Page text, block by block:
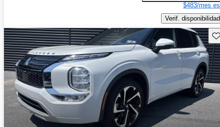
$483/mes
Verif. disponibilidad